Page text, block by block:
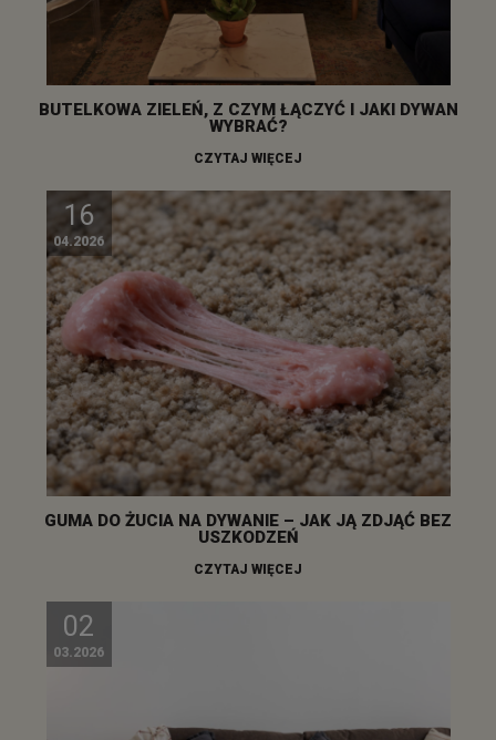
BUTELKOWA ZIELEŃ, Z CZYM ŁĄCZYĆ I JAKI DYWAN
WYBRAĆ?
CZYTAJ WIĘCEJ
16
04.2026
GUMA DO ŻUCIA NA DYWANIE – JAK JĄ ZDJĄĆ BEZ
USZKODZEŃ
CZYTAJ WIĘCEJ
02
03.2026